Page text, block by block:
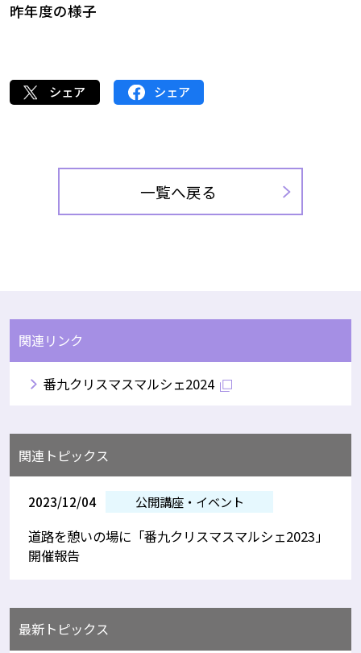
昨年度の様子
シェア シェア
一覧へ戻る
関連リンク
番九クリスマスマルシェ2024
関連トピックス
2023/12/04 公開講座・イベント
道路を憩いの場に「番九クリスマスマルシェ2023」
開催報告
最新トピックス